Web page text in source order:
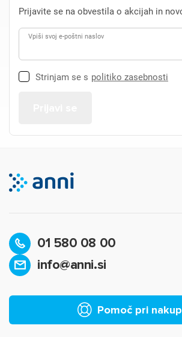
Prijavite se na obvestila o akcijah in
Vpiši svoj e-poštni naslov
Strinjam se s politiko zasebnosti
01 580 08 00
info@anni.si
Pomoč pri